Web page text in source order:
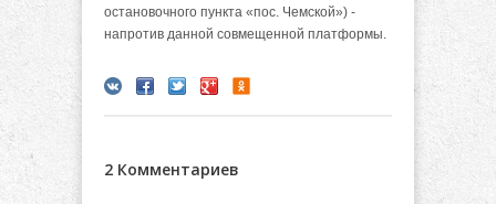
остановочного пункта «пос. Чемской») -
напротив данной совмещенной платформы.
2 Комментариев